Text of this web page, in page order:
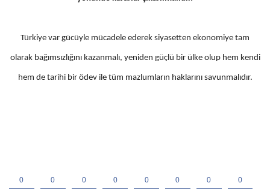
Türkiye var gücüyle mücadele ederek siyasetten ekonomiye tam
olarak bağımsızlığını kazanmalı, yeniden güçlü bir ülke olup hem kendi
hem de tarihi bir ödev ile tüm mazlumların haklarını savunmalıdır.